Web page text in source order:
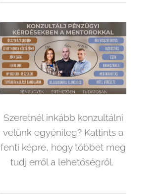
Szeretnél inkább konzultálni
velünk egyénileg? Kattints a
fenti képre, hogy többet meg
tudj erről a lehetőségről.